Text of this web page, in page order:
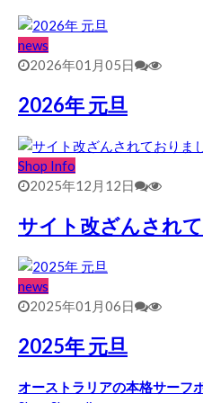
news
2026年01月05日
2026年 元旦
Shop Info
2025年12月12日
サイト改ざんされ
news
2025年01月06日
2025年 元旦
オーストラリアの本格サーフ